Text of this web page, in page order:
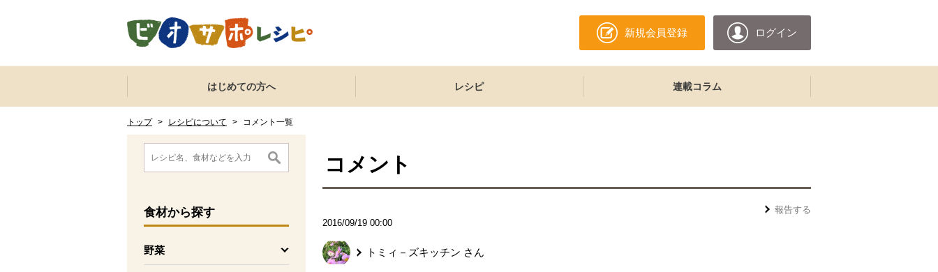
新規会員登録 ログイン
ここからサイト内共通メニューです。
サイト内共通メニューをスキップする
はじめての方へ レシピ 連載コラム
トップ > レシピについて > コメント一覧
ここから消費材検索メニューです。
食材から探す
野菜
を開く
消費材検索メニューここまで。
ここから本文です。
コメント
報告する
2016/09/19 00:00
トミィ－ズキッチン さん